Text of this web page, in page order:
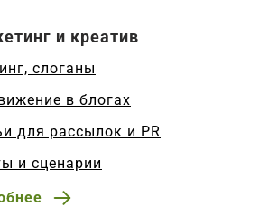
и креатив
слоганы
в блогах
для рассылок и PR
и сценарии